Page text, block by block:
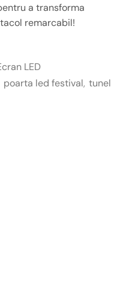
a transforma
remarcabil!
LED
poarta led festival, tunel